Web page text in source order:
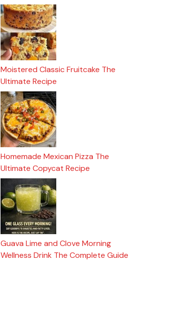
Moistered Classic Fruitcake The
Ultimate Recipe
Homemade Mexican Pizza The
Ultimate Copycat Recipe
Guava Lime and Clove Morning
Wellness Drink The Complete Guide